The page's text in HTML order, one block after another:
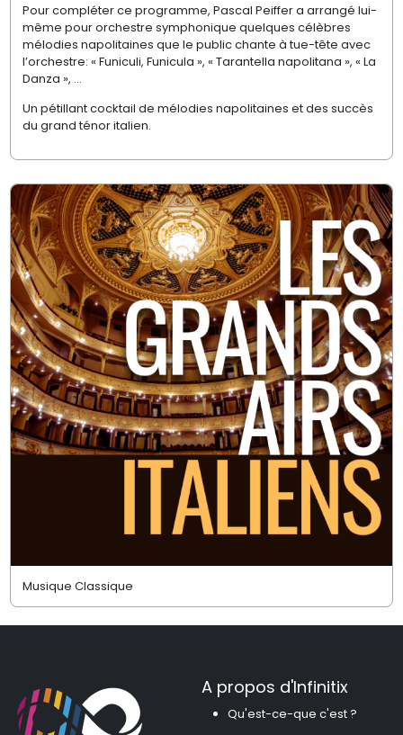
Pour compléter ce programme, Pascal Peiffer a arrangé lui-
même pour orchestre symphonique quelques célèbres
mélodies napolitaines que le public chante à tue-tête avec
l’orchestre: « Funiculi, Funicula », « Tarantella napolitana », « La
Danza », ...
Un pétillant cocktail de mélodies napolitaines et des succès
du grand ténor italien.
Musique Classique
A propos d'Infinitix
Qu'est-ce-que c'est ?